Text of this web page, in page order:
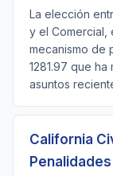
La elección
y el Comercial,
mecanismo de
1281.97 que
asuntos
California